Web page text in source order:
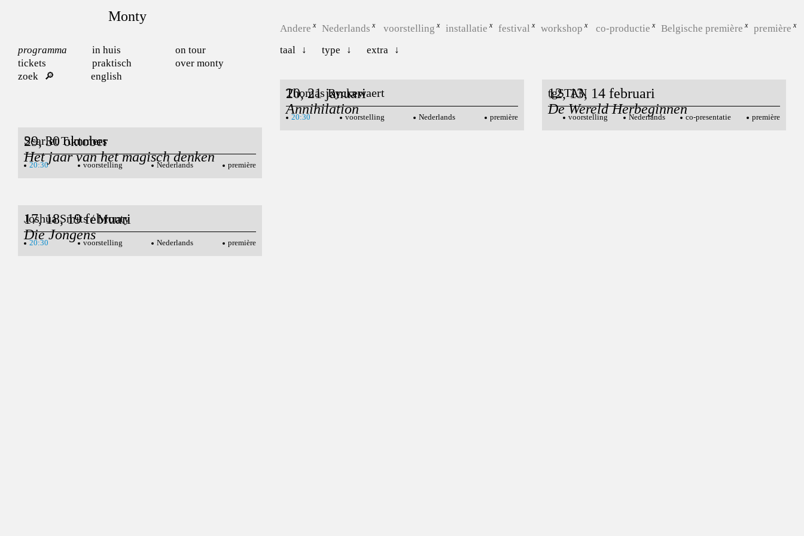
Monty
programma in huis
on tour
tickets
praktisch
over monty
zoek
english
Andere Nederlands voorstelling installatie festival workshop co-productie Belgische première
première
taal
type extra
29, 30 oktober
Het jaar van het magisch denken
Scarlet Tummers
20:30 voorstelling Nederlands première
20, 21 januari
Annihilation
Thomas Ryckewaert
20:30 voorstelling Nederlands première
12, 13, 14 februari
De Wereld Herbeginnen
tgSTAN
voorstelling Nederlands co-presentatie première
17, 18, 19 februari
Die Jongens
Joshua Smits / Monty
20:30 voorstelling Nederlands première